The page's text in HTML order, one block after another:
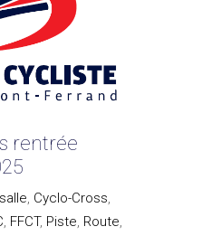
rentrée
, Cyclo-Cross,
, FFCT, Piste, Route,